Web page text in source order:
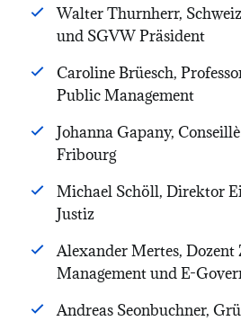
Walter Thurnherr,
und SGVW Präsident
Caroline Brüesch,
Public Management
Johanna Gapany,
Fribourg
Michael Schöll, Direktor
Justiz
Alexander Mertes,
Management und E-
Andreas Seonbuchner,